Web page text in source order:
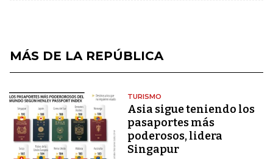
MÁS DE LA REPÚBLICA
TURISMO
Asia sigue teniendo los
pasaportes más
poderosos, lidera
Singapur